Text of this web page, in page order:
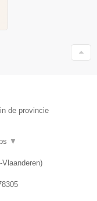
de provincie
▼
Vlaanderen)